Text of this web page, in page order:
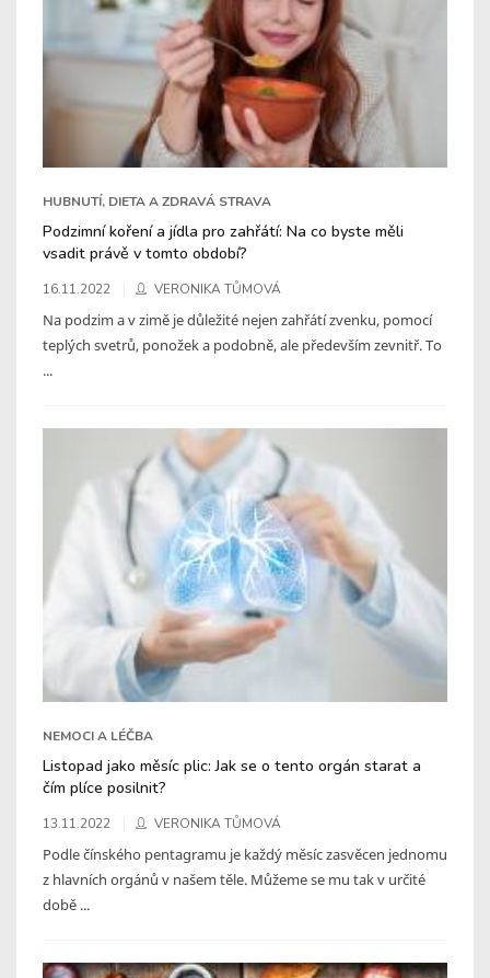
HUBNUTÍ, DIETA A ZDRAVÁ STRAVA
Podzimní koření a jídla pro zahřátí: Na co byste měli
vsadit právě v tomto období?
16.11.2022 VERONIKA TŮMOVÁ
Na podzim a v zimě je důležité nejen zahřátí zvenku, pomocí
teplých svetrů, ponožek a podobně, ale především zevnitř. To
...
NEMOCI A LÉČBA
Listopad jako měsíc plic: Jak se o tento orgán starat a
čím plíce posilnit?
13.11.2022 VERONIKA TŮMOVÁ
Podle čínského pentagramu je každý měsíc zasvěcen jednomu
z hlavních orgánů v našem těle. Můžeme se mu tak v určité
době ...